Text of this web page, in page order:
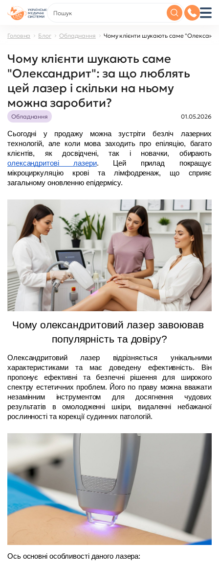
Головна Блог Обладнання Чому клієнти шукають саме
Чому клієнти шукають саме
"Олександрит": за що люблять
цей лазер і скільки на ньому
можна заробити?
Обладнання 01.05.2026
Сьогодні у продажу можна зустріти безліч лазерних
технологій, але коли мова заходить про епіляцію, багато
олександритові лазери. Цей прилад покращує
мікроциркуляцію крові та лімфодренаж, що сприяє
загальному оновленню епідермісу.
Чому олександритовий лазер завоював
популярність та довіру?
Олександритовий лазер відрізняється унікальними
характеристиками та має доведену ефективність. Він
пропонує ефективні та безпечні рішення для широкого
спектру естетичних проблем. Його по праву можна вважати
незамінним інструментом для досягнення чудових
результатів в омолодженні шкіри, видаленні небажаної
рослинності та корекції судинних патологій.
Ось основні особливості даного лазера: